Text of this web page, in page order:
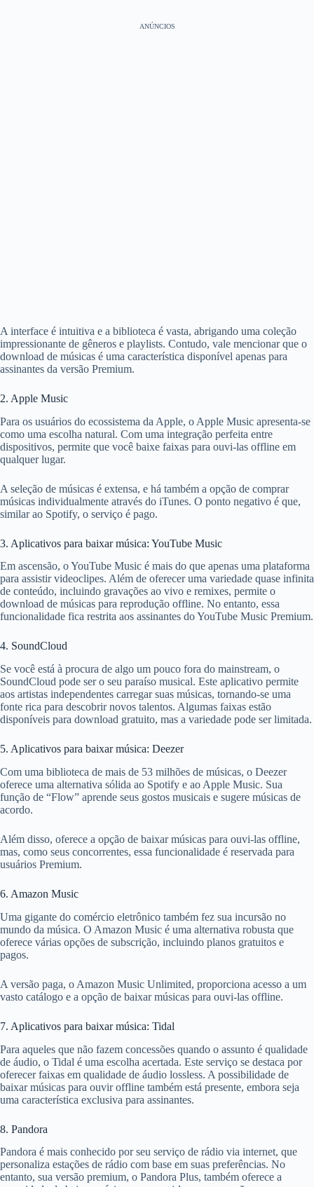
ANÚNCIOS
A interface é intuitiva e a biblioteca é vasta, abrigando uma coleção
impressionante de gêneros e playlists. Contudo, vale mencionar que o
download de músicas é uma característica disponível apenas para
assinantes da versão Premium.
2. Apple Music
Para os usuários do ecossistema da Apple, o Apple Music apresenta-se
como uma escolha natural. Com uma integração perfeita entre
dispositivos, permite que você baixe faixas para ouvi-las offline em
qualquer lugar.
A seleção de músicas é extensa, e há também a opção de comprar
músicas individualmente através do iTunes. O ponto negativo é que,
similar ao Spotify, o serviço é pago.
3. Aplicativos para baixar música: YouTube Music
Em ascensão, o YouTube Music é mais do que apenas uma plataforma
para assistir videoclipes. Além de oferecer uma variedade quase infinita
de conteúdo, incluindo gravações ao vivo e remixes, permite o
download de músicas para reprodução offline. No entanto, essa
funcionalidade fica restrita aos assinantes do YouTube Music Premium.
4. SoundCloud
Se você está à procura de algo um pouco fora do mainstream, o
SoundCloud pode ser o seu paraíso musical. Este aplicativo permite
aos artistas independentes carregar suas músicas, tornando-se uma
fonte rica para descobrir novos talentos. Algumas faixas estão
disponíveis para download gratuito, mas a variedade pode ser limitada.
5. Aplicativos para baixar música: Deezer
Com uma biblioteca de mais de 53 milhões de músicas, o Deezer
oferece uma alternativa sólida ao Spotify e ao Apple Music. Sua
função de “Flow” aprende seus gostos musicais e sugere músicas de
acordo.
Além disso, oferece a opção de baixar músicas para ouvi-las offline,
mas, como seus concorrentes, essa funcionalidade é reservada para
usuários Premium.
6. Amazon Music
Uma gigante do comércio eletrônico também fez sua incursão no
mundo da música. O Amazon Music é uma alternativa robusta que
oferece várias opções de subscrição, incluindo planos gratuitos e
pagos.
A versão paga, o Amazon Music Unlimited, proporciona acesso a um
vasto catálogo e a opção de baixar músicas para ouvi-las offline.
7. Aplicativos para baixar música: Tidal
Para aqueles que não fazem concessões quando o assunto é qualidade
de áudio, o Tidal é uma escolha acertada. Este serviço se destaca por
oferecer faixas em qualidade de áudio lossless. A possibilidade de
baixar músicas para ouvir offline também está presente, embora seja
uma característica exclusiva para assinantes.
8. Pandora
Pandora é mais conhecido por seu serviço de rádio via internet, que
personaliza estações de rádio com base em suas preferências. No
entanto, sua versão premium, o Pandora Plus, também oferece a